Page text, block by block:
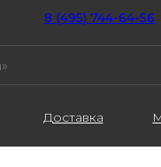
8 (495) 744-64-56
Доставка